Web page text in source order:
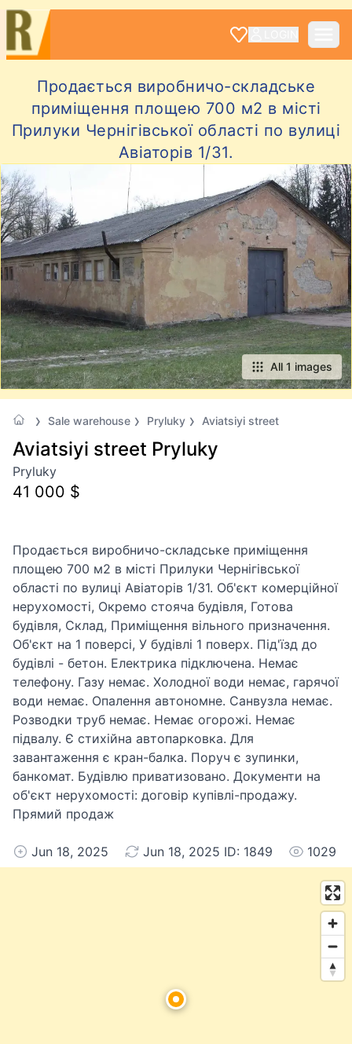
Продається виробничо-складське
приміщення площею 700 м2 в місті
Прилуки Чернігівської області по вулиці
Авіаторів 1/31.
All 1 images
Sale warehouse Pryluky Aviatsiyi street
Aviatsiyi street Pryluky
Pryluky
41 000 $
Продається виробничо-складське приміщення
площею 700 м2 в місті Прилуки Чернігівської
області по вулиці Авіаторів 1/31. Об'єкт комерційної
нерухомості, Окремо стояча будівля, Готова
будівля, Склад, Приміщення вільного призначення.
Об'єкт на 1 поверсі, У будівлі 1 поверх. Під'їзд до
будівлі - бетон. Електрика підключена. Немає
телефону. Газу немає. Холодної води немає, гарячої
води немає. Опалення автономне. Санвузла немає.
Розводки труб немає. Немає огорожі. Немає
підвалу. Є стихійна автопарковка. Для
завантаження є кран-балка. Поруч є зупинки,
банкомат. Будівлю приватизовано. Документи на
об'єкт нерухомості: договір купівлі-продажу.
Прямий продаж
Jun 18, 2025 Jun 18, 2025 ID: 1849 1029